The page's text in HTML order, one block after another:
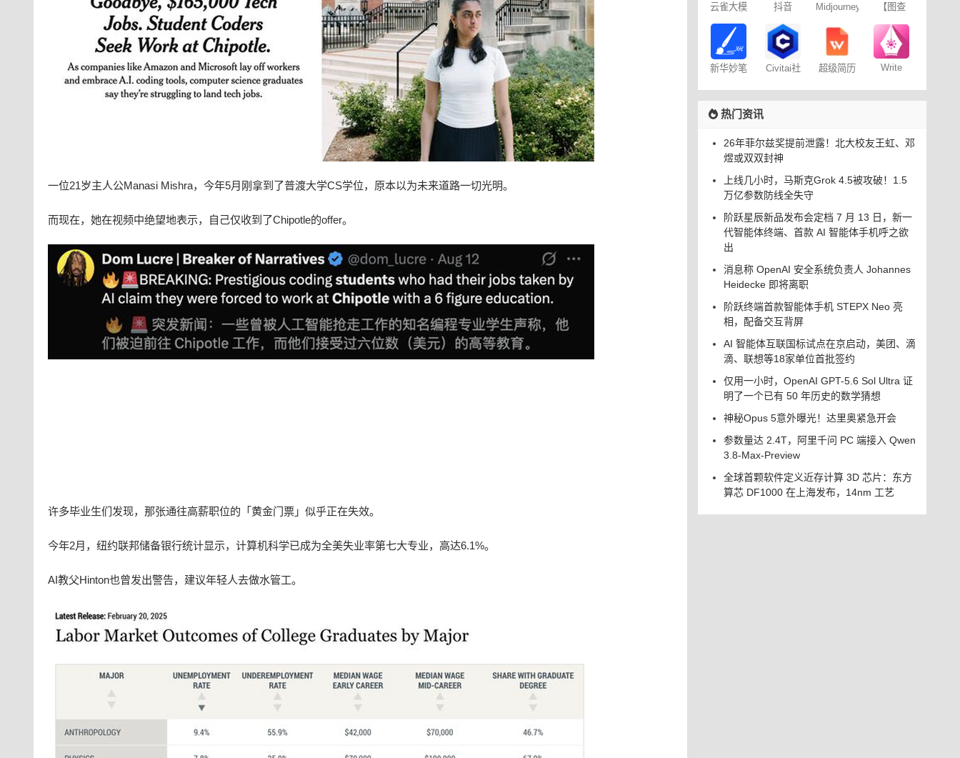
一位21岁主人公Manasi Mishra，今年5月刚拿到了普渡大学CS学位，原本以为未来道路一切光明。
而现在，她在视频中绝望地表示，自己仅收到了Chipotle的offer。
许多毕业生们发现，那张通往高薪职位的「黄金门票」似乎正在失效。
今年2月，纽约联邦储备银行统计显示，计算机科学已成为全美失业率第七大专业，高达6.1%。
AI教父Hinton也曾发出警告，建议年轻人去做水管工。
云雀大模
抖音
– 免费
Midjourney
（咒语）
生成器
【图查
版权查询
神器
新华妙笔
Civitai社
超级简历
Write
热门资讯
26年菲尔兹奖提前泄露！北大校友王虹、邓
煜或双双封神
上线几小时，马斯克Grok 4.5被攻破！1.5
万亿参数防线全失守
阶跃星辰新品发布会定档 7 月 13 日，新一
代智能体终端、首款 AI 智能体手机呼之欲
出
消息称 OpenAI 安全系统负责人 Johannes
Heidecke 即将离职
阶跃终端首款智能体手机 STEPX Neo 亮
相，配备交互背屏
AI 智能体互联国标试点在京启动，美团、滴
滴、联想等18家单位首批签约
仅用一小时，OpenAI GPT-5.6 Sol Ultra 证
明了一个已有 50 年历史的数学猜想
神秘Opus 5意外曝光！达里奥紧急开会
参数量达 2.4T，阿里千问 PC 端接入 Qwen
3.8-Max-Preview
全球首颗软件定义近存计算 3D 芯片：东方
算芯 DF1000 在上海发布，14nm 工艺